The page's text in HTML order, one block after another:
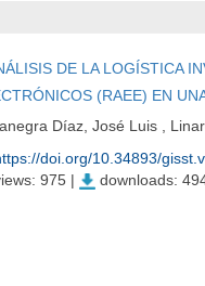
DE LA LOGÍSTICA
(RAEE) EN
Díaz, José Luis ,
doi.org/10.34893/
975 |
downloads: